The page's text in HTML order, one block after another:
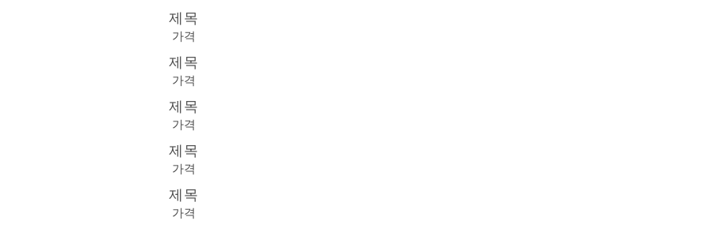
제목
가격
제목
가격
제목
가격
제목
가격
제목
가격